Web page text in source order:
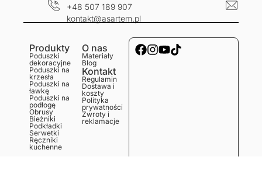
+48 507 189 907
kontakt@asartem.pl
Produkty
Poduszki
dekoracyjne
Poduszki na
krzesła
Poduszki na
ławkę
Poduszki na
podłogę
Obrusy
Bieżniki
Podkładki
Serwetki
Ręczniki
kuchenne
O nas
Materiały
Blog
Kontakt
Regulamin
Dostawa i
koszty
Polityka
prywatności
Zwroty i
reklamacje